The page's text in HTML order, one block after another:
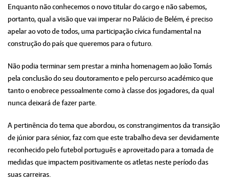
Enquanto não conhecemos o novo titular do cargo e não sabemos,
portanto, qual a visão que vai imperar no Palácio de Belém, é preciso
apelar ao voto de todos, uma participação cívica fundamental na
construção do país que queremos para o futuro.
Não podia terminar sem prestar a minha homenagem ao João Tomás
pela conclusão do seu doutoramento e pelo percurso académico que
tanto o enobrece pessoalmente como à classe dos jogadores, da qual
nunca deixará de fazer parte.
A pertinência do tema que abordou, os constrangimentos da transição
de júnior para sénior, faz com que este trabalho deva ser devidamente
reconhecido pelo futebol português e aproveitado para a tomada de
medidas que impactem positivamente os atletas neste período das
suas carreiras.